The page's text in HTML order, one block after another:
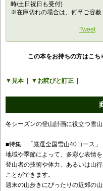
時/土日祝日も受付)
※在庫切れの場合は、何卒ご容赦
Tweet
この本をお持ちの方はこち
見本 お詫びと訂正
冬シーズンの登山計画に役立つ雪
■特集 「厳選全国雪山40コース」
地域や季節によって、多彩な表情を
登山者の技術や体力、あるいは山
ことができます。
週末の山歩きにぴったりの近郊の